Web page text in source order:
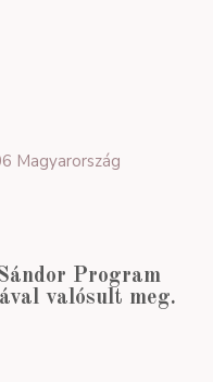
Magyarország
Program
valósult meg.